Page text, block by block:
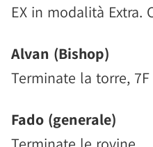
EX in modalità Extra.
Alvan (Bishop)
Terminate la torre, 7F
Fado (generale)